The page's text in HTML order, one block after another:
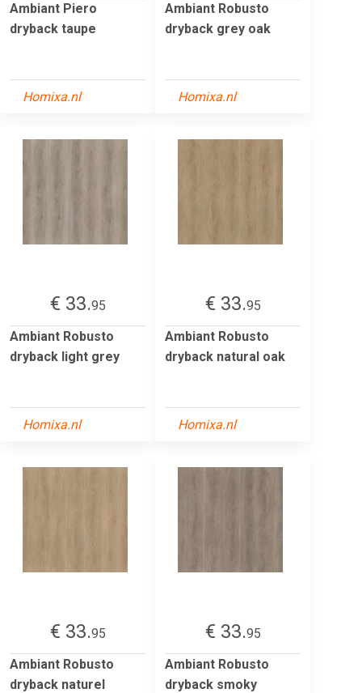
Ambiant Piero
dryback taupe
Homixa.nl
Ambiant Robusto
dryback grey oak
Homixa.nl
€ 33.95
Ambiant Robusto
dryback light grey
Homixa.nl
€ 33.95
Ambiant Robusto
dryback natural oak
Homixa.nl
€ 33.95
Ambiant Robusto
dryback naturel
€ 33.95
Ambiant Robusto
dryback smoky